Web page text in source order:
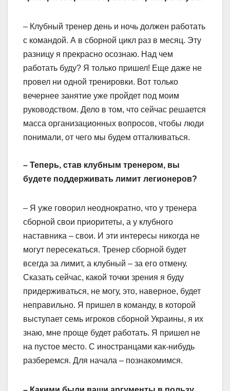
– Клубный тренер день и ночь должен работать
с командой. А в сборной цикл раз в месяц. Эту
разницу я прекрасно осознаю. Над чем
работать буду? Я только пришел! Еще даже не
провел ни одной тренировки. Вот только
вечернее занятие уже пройдет под моим
руководством. Дело в том, что сейчас решается
масса организационных вопросов, чтобы люди
понимали, от чего мы будем отталкиваться.
– Теперь, став клубным тренером, вы
будете поддерживать лимит легионеров?
– Я уже говорил неоднократно, что у тренера
сборной свои приоритеты, а у клубного
наставника – свои. И эти интересы никогда не
могут пересекаться. Тренер сборной будет
всегда за лимит, а клубный – за его отмену.
Сказать сейчас, какой точки зрения я буду
придерживаться, не могу, это, наверное, будет
неправильно. Я пришел в команду, в которой
выступает семь игроков сборной Украины, я их
знаю, мне проще будет работать. Я пришел не
на пустое место. С иностранцами как-нибудь
разберемся. Для начала – познакомимся.